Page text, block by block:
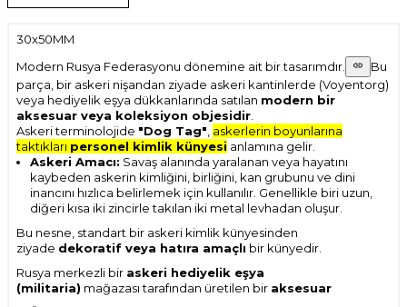
30x50MM
Modern Rusya Federasyonu dönemine ait bir tasarımdır.
Bu
parça, bir askeri nişandan ziyade askeri kantinlerde (Voyentorg)
veya hediyelik eşya dükkanlarında satılan modern bir
aksesuar veya koleksiyon objesidir.
Askeri terminolojide "Dog Tag", askerlerin boyunlarına
taktıkları personel kimlik künyesi anlamına gelir.
Askeri Amacı: Savaş alanında yaralanan veya hayatını
kaybeden askerin kimliğini, birliğini, kan grubunu ve dini
inancını hızlıca belirlemek için kullanılır. Genellikle biri uzun,
diğeri kısa iki zincirle takılan iki metal levhadan oluşur.
Bu nesne, standart bir askeri kimlik künyesinden
ziyade dekoratif veya hatıra amaçlı bir künyedir.
Rusya merkezli bir askeri hediyelik eşya
(militaria) mağazası tarafından üretilen bir aksesuar